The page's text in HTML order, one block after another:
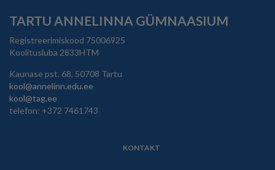
TARTU ANNELINNA GÜMNAASIUM
Registreerimiskood 75006925
Koolitusluba 2833HTM
Kaunase pst. 68, 50708 Tartu
kool@annelinn.edu.ee
kool@tag.ee
telefon: +372 7461743
KONTAKT